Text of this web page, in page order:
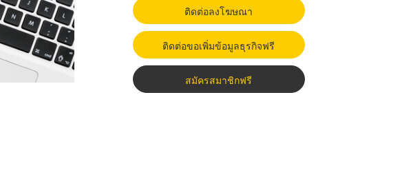
ติดต่อลงโฆษณา
ติดต่อขอเพิ่มข้อมูลธุรกิจฟรี
สมัครสมาชิกฟรี